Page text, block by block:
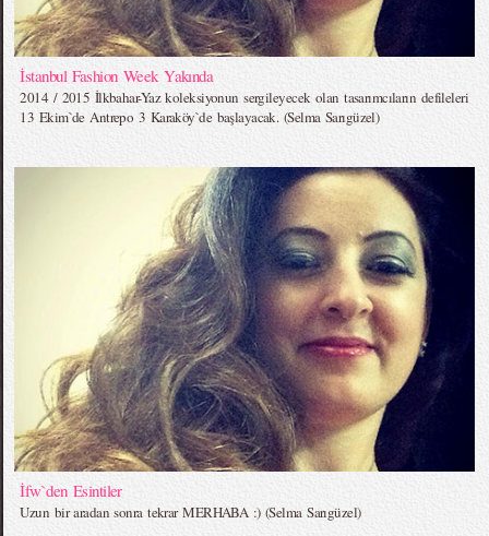
İstanbul Fashion Week Yakında
2014 / 2015 İlkbahar-Yaz koleksiyonun sergileyecek olan tasarımcıların defileleri
13 Ekim`de Antrepo 3 Karaköy`de başlayacak. (Selma Sarıgüzel)
İfw`den Esintiler
Uzun bir aradan sonra tekrar MERHABA :) (Selma Sarıgüzel)